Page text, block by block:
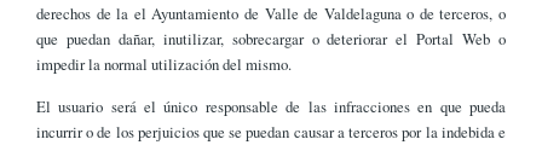
derechos de la el Ayuntamiento de Valle de Valdelaguna o de terceros, o
que puedan dañar, inutilizar, sobrecargar o deteriorar el Portal Web o
impedir la normal utilización del mismo.
El usuario será el único responsable de las infracciones en que pueda
incurrir o de los perjuicios que se puedan causar a terceros por la indebida e